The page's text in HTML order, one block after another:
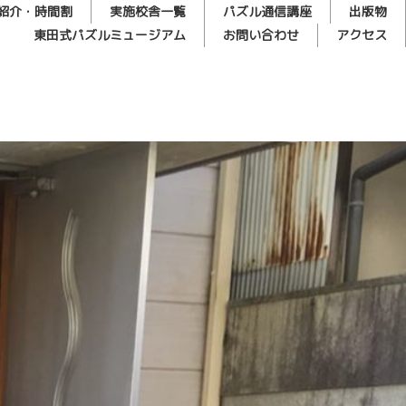
介・時間割 実施校舎一覧 パズル通信講座
出版物
東田式パズルミュージアム
お問い合わせ アクセス